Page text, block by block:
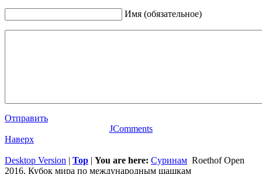
Имя (обязательное)
Отправить
JComments
Наверх
Desktop Version | Top | You are here: Суринам Roethof Open
2016. Кубок мира по международным шашкам